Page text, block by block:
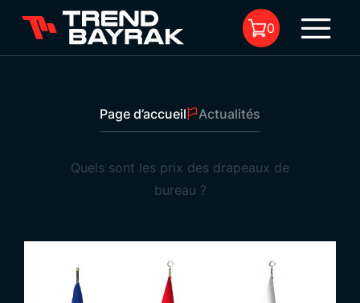
0
Page d’accueil Actualités
Quels sont les prix des drapeaux de
bureau ?